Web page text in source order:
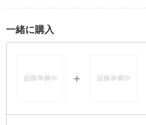
一緒に購入